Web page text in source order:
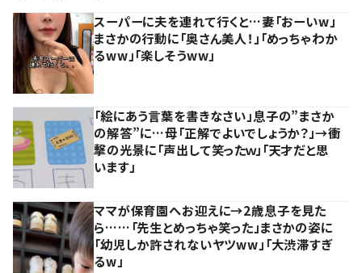
スーパーに夫を連れて行くと…妻「おーいw」
まさかの行動に「奥さん美人！」「めっちゃわか
るww」「楽しそうww」
「絵にあう言葉を書きなさい」息子の”まさか
の解答”に…母「正解でよいでしょうか？」→衝
撃の光景に「声出して笑ったｗ」「天才だと思
います」
ママが保育園へお迎えに→2歳息子を見た
ら……「先生とめっちゃ笑った」まさかの姿に
「幼児しか許されないヤツww」「大渋滞すぎ
るw」